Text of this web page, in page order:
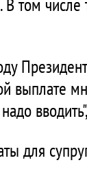
для